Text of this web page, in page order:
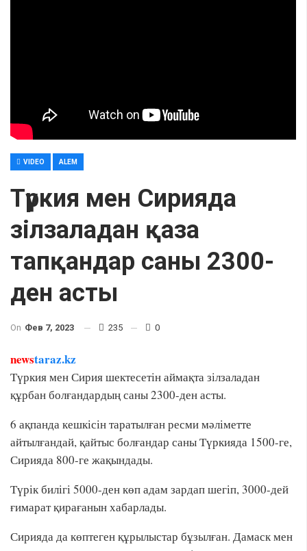
VIDEO ALEM
Түркия мен Сирияда
зілзаладан қаза
тапқандар саны 2300-
ден асты
On Фев 7, 2023 235 0
newstaraz.kz
Түркия мен Сирия шектесетін аймақта зілзаладан
құрбан болғандардың саны 2300-ден асты.
6 ақпанда кешкісін таратылған ресми мәліметте
айтылғандай, қайтыс болғандар саны Түркияда 1500-ге,
Сирияда 800-ге жақындады.
Түрік билігі 5000-ден көп адам зардап шегіп, 3000-дей
ғимарат қирағанын хабарлады.
Сирияда да көптеген құрылыстар бұзылған. Дамаск мен